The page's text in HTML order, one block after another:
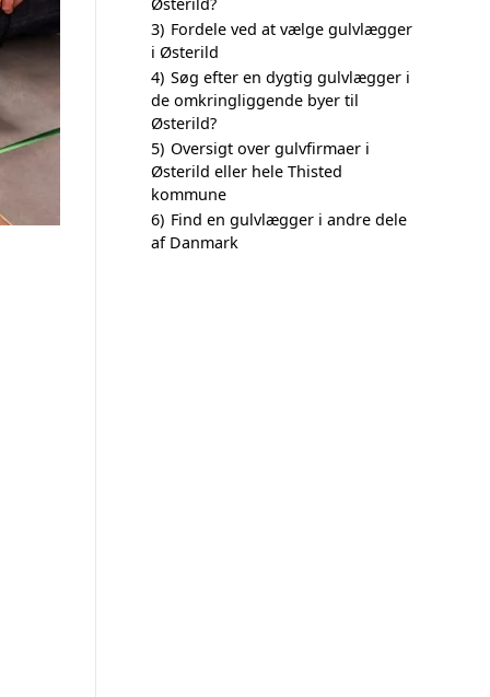
3) Fordele ved at vælge gulvlægger
i Østerild
4) Søg efter en dygtig gulvlægger i
de omkringliggende byer til
Østerild?
5) Oversigt over gulvfirmaer i
Østerild eller hele Thisted
kommune
6) Find en gulvlægger i andre dele
af Danmark